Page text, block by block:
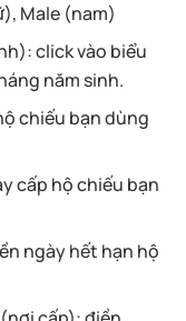
Male (nam)
click vào biểu
năm sinh.
chiếu bạn dùng
cấp hộ chiếu bạn
ngày hết hạn hộ